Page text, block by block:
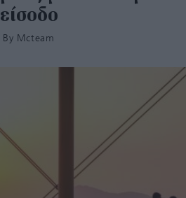
είσοδο
By Mcteam